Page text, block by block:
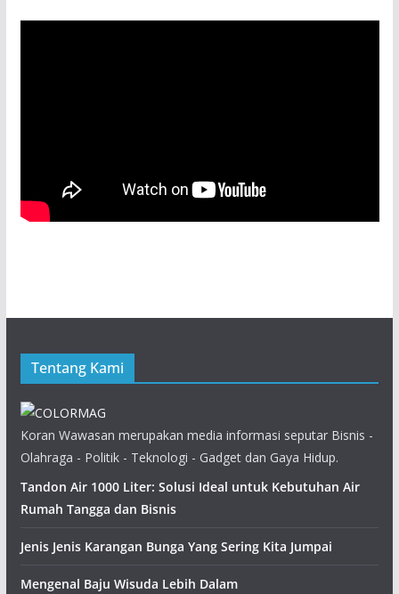
Tentang Kami
Koran Wawasan merupakan media informasi seputar Bisnis -
Olahraga - Politik - Teknologi - Gadget dan Gaya Hidup.
Tandon Air 1000 Liter: Solusi Ideal untuk Kebutuhan Air
Rumah Tangga dan Bisnis
Jenis Jenis Karangan Bunga Yang Sering Kita Jumpai
Mengenal Baju Wisuda Lebih Dalam